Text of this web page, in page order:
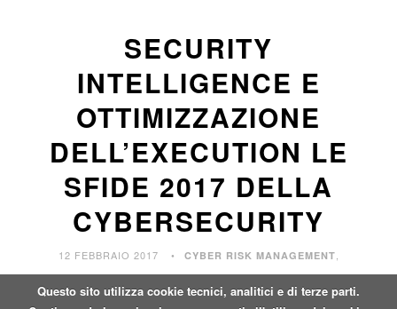
SECURITY
INTELLIGENCE E
OTTIMIZZAZIONE
DELL’EXECUTION LE
SFIDE 2017 DELLA
CYBERSECURITY
12 FEBBRAIO 2017 CYBER RISK MANAGEMENT
Questo sito utilizza cookie tecnici, analitici e di terze parti.